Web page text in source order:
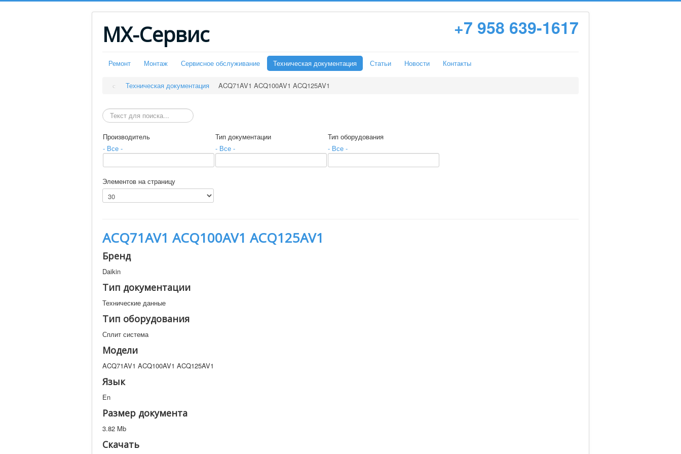
МХ-Сервис +7 958 639-1617
Ремонт Монтаж Сервисное обслуживание Техническая документация Статьи Новости Контакты
Техническая документация
ACQ71AV1 ACQ100AV1 ACQ125AV1
Производитель
- Все -
Тип документации
- Все -
Тип оборудования
- Все -
Элементов на страницу
ACQ71AV1 ACQ100AV1 ACQ125AV1
Бренд
Daikin
Тип документации
Технические данные
Тип оборудования
Сплит система
Модели
ACQ71AV1 ACQ100AV1 ACQ125AV1
Язык
En
Размер документа
3.82 Mb
Скачать